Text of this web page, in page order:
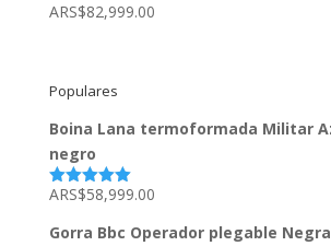
ARS$82,999.00
Populares
Boina Lana termoformada Militar
negro
Valorado
5
ARS$58,999.00
Gorra Bbc Operador plegable